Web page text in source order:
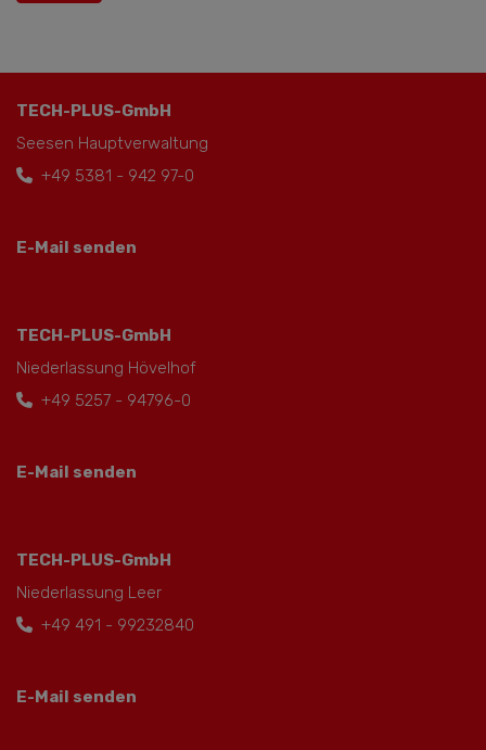
TECH-PLUS-GmbH
Seesen Hauptverwaltung
+49 5381 - 942 97-0
E-Mail senden
TECH-PLUS-GmbH
Niederlassung Hövelhof
+49 5257 - 94796-0
E-Mail senden
TECH-PLUS-GmbH
Niederlassung Leer
+49 491 - 99232840
E-Mail senden